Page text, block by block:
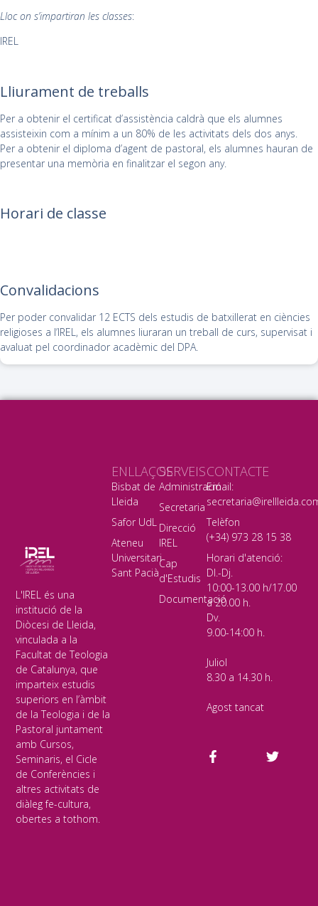
Lloc on s’impartiran les classes:
IREL
Lliurament de treballs
Per a obtenir el certificat d’assistència caldrà que els alumnes
assisteixin com a mínim a un 80% de les activitats dels dos anys.
Per a obtenir el diploma d’agent de pastoral, els alumnes hauran de
presentar una memòria en finalitzar el segon any.
Horari de classe
Convalidacions
Per poder convalidar 12 ECTS dels estudis de batxillerat en ciències
religioses a l’IREL, els alumnes liuraran un treball de curs, supervisat i
avaluat pel coordinador acadèmic del DPA.
L'IREL és una
institució de la
Diòcesi de Lleida,
vinculada a la
Facultat de Teologia
de Catalunya, que
imparteix estudis
superiors en l’àmbit
de la Teologia i de la
Pastoral juntament
amb Cursos,
Seminaris, el Cicle
de Conferències i
altres activitats de
diàleg fe-cultura,
obertes a tothom.
SERVEIS
Administració
Secretaria
Direcció
IREL
Cap
d'Estudis
Documentació
ENLLAÇOS
Bisbat de
Lleida
Safor UdL
Ateneu
Universitari
Sant Pacià
CONTACTE
Email:
Telèfon
(+34) 973 28 15 38
Horari d'atenció:
Dl.-Dj.
10:00-13.00 h/17.00
a 20.00 h.
Dv.
9.00-14:00 h.
Juliol
8.30 a 14.30 h.
Agost tancat